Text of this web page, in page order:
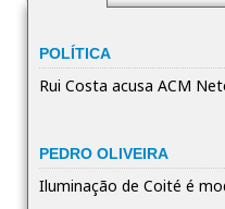
POLÍTICA
Rui Costa acusa ACM
PEDRO OLIVEIRA
Iluminação de Coité é